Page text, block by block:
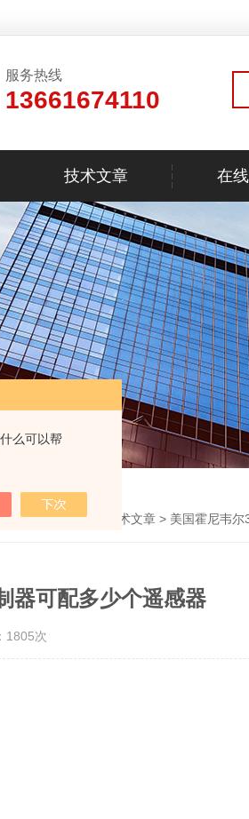
么可以帮
服务热线
13661674110
技术文章 在
首页 技术文章 > 美国霍尼韦尔
器可配多少个遥感器
1805次